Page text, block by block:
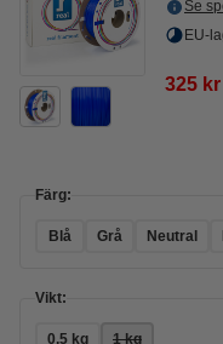
Se
EU-
325 kr
Färg:
Blå Grå Neutral
Vikt:
0,5 kg 1 kg